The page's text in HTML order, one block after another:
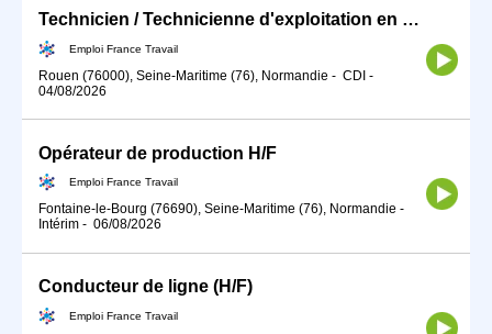
Technicien / Technicienne d'exploitation en production d'énergie (H/F)
Emploi France Travail
Rouen (76000), Seine-Maritime (76), Normandie - CDI -
04/08/2026
Opérateur de production H/F
Emploi France Travail
Fontaine-le-Bourg (76690), Seine-Maritime (76), Normandie -
Intérim - 06/08/2026
Conducteur de ligne (H/F)
Emploi France Travail